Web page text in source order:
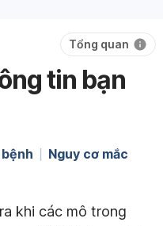
Tổng quan
tin bạn
Nguy cơ mắc
khi các mô trong